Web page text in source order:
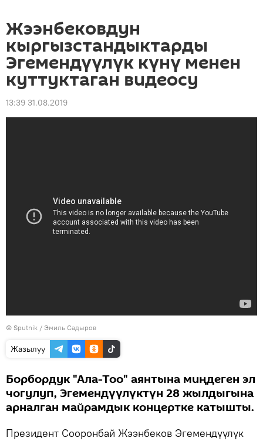
Жээнбековдун
кыргызстандыктарды
Эгемендүүлүк күнү менен
куттуктаган видеосу
13:39 31.08.2019
© Sputnik / Эмиль Садыров
Жазылуу
Борбордук "Ала-Тоо" аянтына миңдеген эл
чогулуп, Эгемендүүлүктүн 28 жылдыгына
арналган майрамдык концертке катышты.
Президент Сооронбай Жээнбеков Эгемендүүлүк